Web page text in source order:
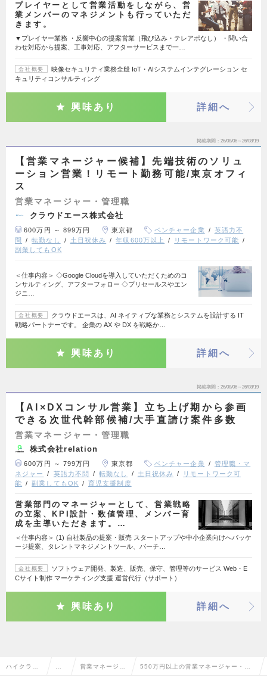
プレイヤーとして営業活動をしながら、営
業メンバーのマネジメントも行っていただ
きます。
▼プレイヤー業務 ・反響中心の提案営業（飛び込み・テレアポなし） ・問い合
わせ対応から提案、工事対応、アフターサービスまで一…
会社概要
映像セキュリティ業務全般 IoT・AIシステムインテグレーション セ
キュリティコンサルティング
興味あり 詳細へ
掲載期間 26/08/06～26/08/19
【営業マネージャー候補】先端技術のソリュ
ーション営業！リモート勤務可能/東京オフィ
ス
営業マネージャー・管理職
クラウドエース株式会社
600万円 ～ 899万円 東京都 ベンチャー企業
英語力不
問
転勤なし 土日祝休み 年収600万以上
リモートワーク可能
副業してもOK
＜仕事内容＞ ◇Google Cloudを導入していただくためのコ
ンサルティング、アフターフォロー ◇プリセールスやエン
ジニ…
会社概要
クラウドエースは、AI ネイティブな業務とシステムを設計する IT
戦略パートナーです。 企業の AX や DX を戦略か…
興味あり 詳細へ
掲載期間 26/08/06～26/08/19
【AI×DXコンサル営業】立ち上げ期から参画
できる次世代幹部候補/大手直請け案件多数
営業マネージャー・管理職
株式会社relation
600万円 ～ 799万円 東京都 ベンチャー企業
管理職・マ
ネジャー
英語力不問 転勤なし 土日祝休み
リモートワーク可
能
副業してもOK 育児支援制度
営業部門のマネージャーとして、営業戦略
の立案、KPI設計・数値管理、メンバー育
成を主導いただきます。…
＜仕事内容＞ (1) 自社製品の提案・販売 スタートアップや中小企業向けへパッケ
ージ提案、タレントマネジメントツール、バーチ…
会社概要
ソフトウェア開発、製造、販売、保守、管理等のサービス Web・E
Cサイト制作 マーケティング支援 運営代行（サポート）
興味あり 詳細へ
ハイクラス 営業マネージャ 550万円以上の営業マネージャー・管